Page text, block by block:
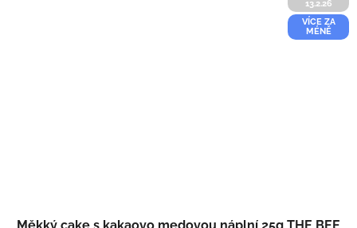
13.2.26
VÍCE ZA
MÉNĚ